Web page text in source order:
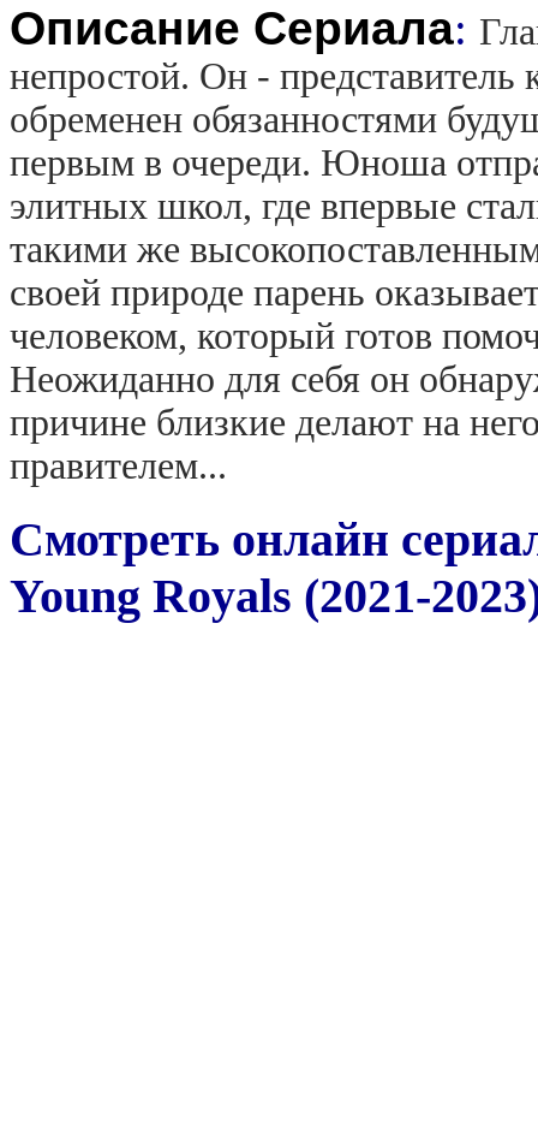
Описание Сериала:
непростой. Он - представитель
обременен обязанностями
первым в очереди. Юноша
элитных школ, где впервые
такими же
своей природе парень
человеком, который готов
Неожиданно для себя он
причине близкие делают на
правителем...
Смотреть онлайн
Young Royals (2021-